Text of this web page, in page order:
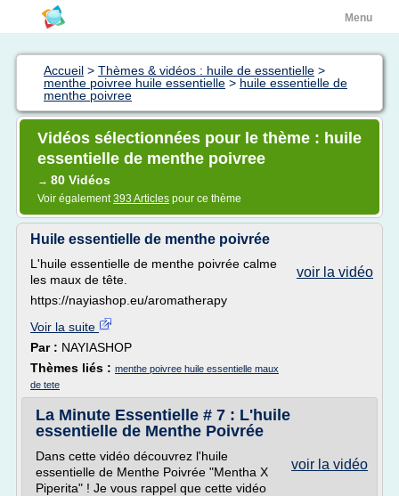
Menu
Accueil > Thèmes & vidéos : huile de essentielle >
menthe poivree huile essentielle > huile essentielle de
menthe poivree
Vidéos sélectionnées pour le thème : huile
essentielle de menthe poivree
→ 80 Vidéos
Voir également393 Articles pour ce thème
Huile essentielle de menthe poivrée
voir la vidéo
L'huile essentielle de menthe poivrée calme
les maux de tête.
https://nayiashop.eu/aromatherapy
Voir la suite
Par : NAYIASHOP
Thèmes liés : menthe poivree huile essentielle maux
de tete
La Minute Essentielle # 7 : L'huile
essentielle de Menthe Poivrée
voir la vidéo
Dans cette vidéo découvrez l'huile
essentielle de Menthe Poivrée "Mentha X
Piperita" ! Je vous rappel que cette vidéo